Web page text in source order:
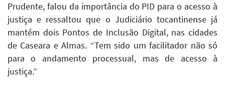
Prudente, falou da importância do PID para o acesso à
justiça e ressaltou que o Judiciário tocantinense já
mantém dois Pontos de Inclusão Digital, nas cidades
de Caseara e Almas. “Tem sido um facilitador não só
para o andamento processual, mas de acesso à
justiça.”